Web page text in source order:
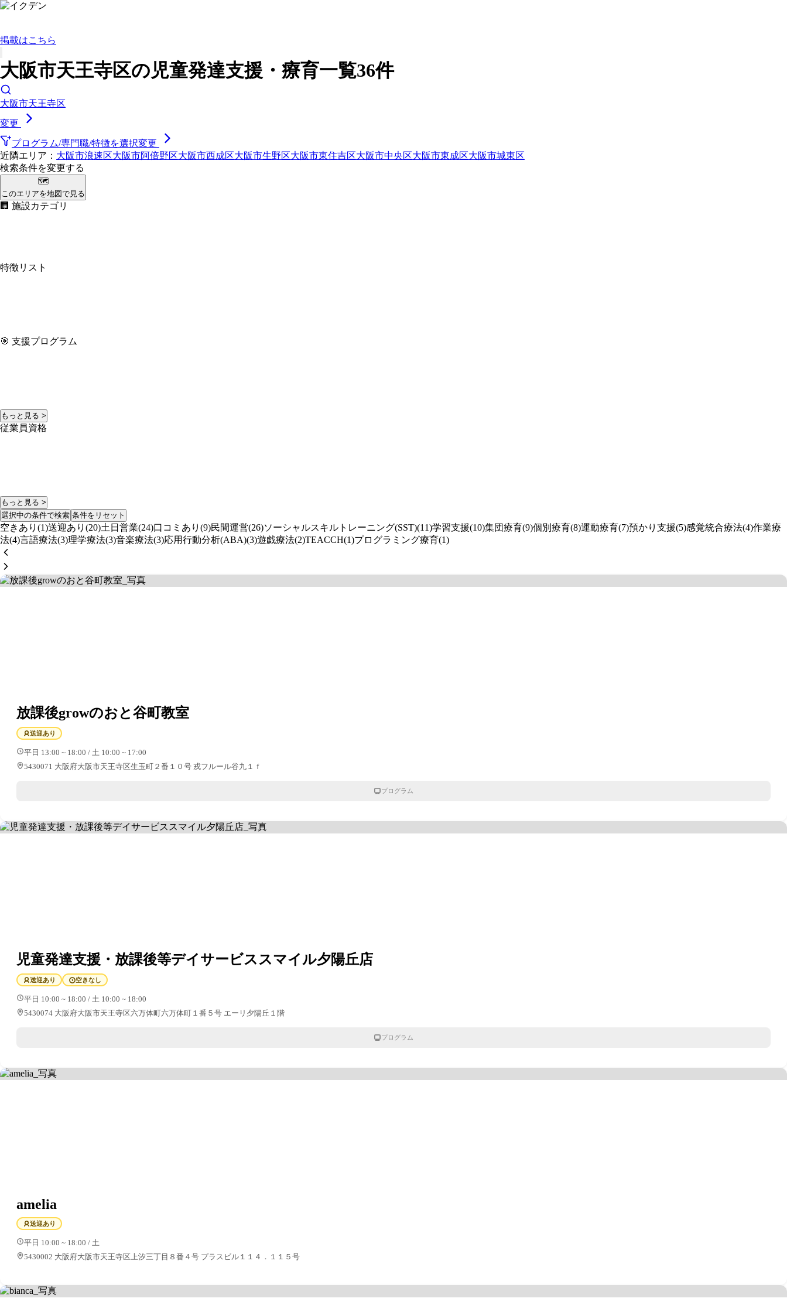
掲載はこちら
大阪市天王寺区の児童発達支援・療育一覧36件
大阪市天王寺区
変更
プログラム/専門職/特徴を選択変更
近隣エリア： 大阪市浪速区大阪市阿倍野区大阪市西成区大阪市生野区大阪市東住吉区大阪市中央区大阪市東成区大阪市城東区
検索条件を変更する
🗺
このエリアを地図で見る
🏢 施設カテゴリ
特徴リスト
🎯 支援プログラム
もっと見る >
従業員資格
もっと見る >
選択中の条件で検索 条件をリセット
空きあり(1)送迎あり(20)土日営業(24)口コミあり(9)民間運営(26)ソーシャルスキルトレーニング(SST)(11)学習支援(10)集団療育(9)個別療育(8)運動療育(7)預かり支援(5)感覚統合療法(4)作業療
法(4)言語療法(3)理学療法(3)音楽療法(3)応用行動分析(ABA)(3)遊戯療法(2)TEACCH(1)プログラミング療育(1)
放課後growのおと谷町教室
送迎あり
平日 13:00 ~ 18:00 / 土 10:00 ~ 17:00
5430071 大阪府大阪市天王寺区生玉町２番１０号 戎フルール谷九１ｆ
プログラム
児童発達支援・放課後等デイサービススマイル夕陽丘店
送迎あり 空きなし
平日 10:00 ~ 18:00 / 土 10:00 ~ 18:00
5430074 大阪府大阪市天王寺区六万体町六万体町１番５号 エーリ夕陽丘１階
プログラム
amelia
送迎あり
平日 10:00 ~ 18:00 / 土
5430002 大阪府大阪市天王寺区上汐三丁目８番４号 プラスビル１１４．１１５号